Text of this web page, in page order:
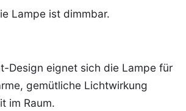
Lampe ist dimmbar.
Design eignet sich die Lampe für
gemütliche Lichtwirkung
im Raum.